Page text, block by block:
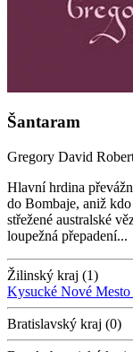
Šantaram
Gregory David
Hlavní hrdina
do Bombaje, aniž
střežené australské
loupežná přepadení...
Žilinský kraj (1)
Kysucké Nové Mesto
Bratislavský kraj (0)